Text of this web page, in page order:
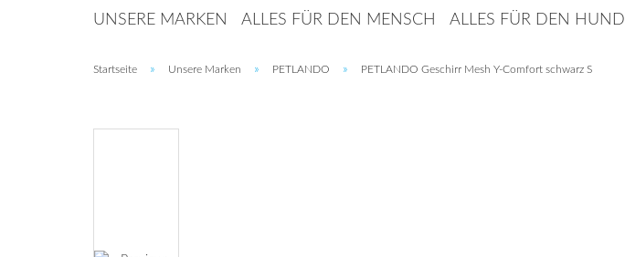
UNSERE MARKEN ALLES FÜR DEN MENSCH ALLES FÜR DEN HUND
Startseite » Unsere Marken » PETLANDO » PETLANDO Geschirr Mesh Y-Comfort schwarz S